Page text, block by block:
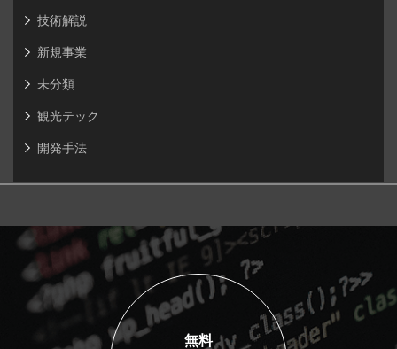
技術解説
新規事業
未分類
観光テック
開発手法
無料